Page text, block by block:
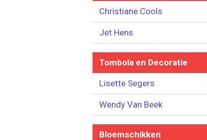
Christiane Cools
Jet Hens
Tombola en Decoratie
Lisette Segers
Wendy Van Beek
Bloemschikken